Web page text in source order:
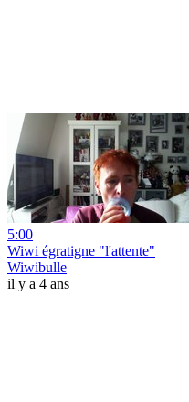
5:00
Wiwi égratigne "l'attente"
Wiwibulle
il y a 4 ans